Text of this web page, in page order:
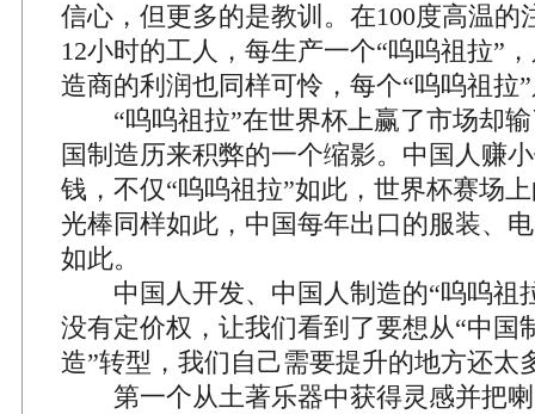
信心，但更多的是教训。在100度高温的
12小时的工人，每生产一个“呜呜祖拉”
造商的利润也同样可怜，每个“呜呜祖拉
“呜呜祖拉”在世界杯上赢了市场却输
国制造历来积弊的一个缩影。中国人赚
钱，不仅“呜呜祖拉”如此，世界杯赛场
光棒同样如此，中国每年出口的服装、
如此。
中国人开发、中国人制造的“呜呜祖
没有定价权，让我们看到了要想从“中国
造”转型，我们自己需要提升的地方还太
第一个从土著乐器中获得灵感并把喇